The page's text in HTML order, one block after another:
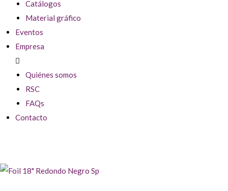
Catálogos
Material gráfico
Eventos
Empresa
Quiénes somos
RSC
FAQs
Contacto